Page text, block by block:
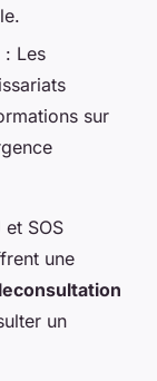
: Les
sur
et SOS
une
un